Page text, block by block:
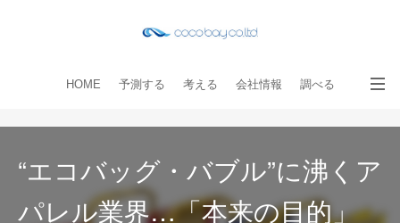
HOME 予測する 考える 会社情報 調べる
“エコバッグ・バブル”に沸くア
パレル業界…「本来の目的」